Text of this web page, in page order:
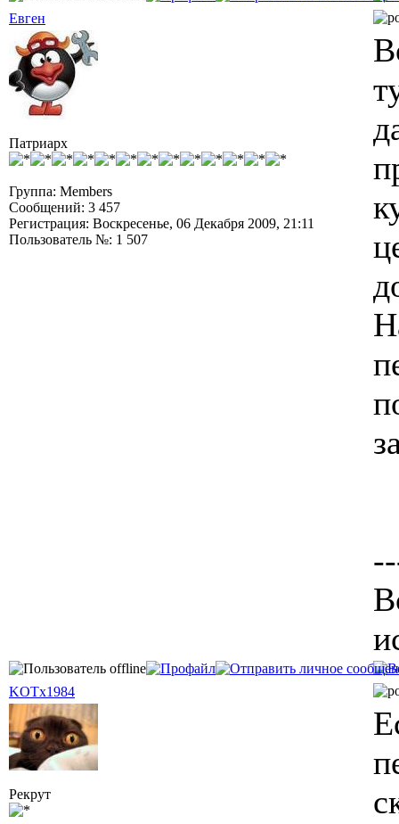
Евген
Патриарх
Группа: Members
Сообщений: 3 457
Регистрация: Воскресенье, 06 Декабря 2009, 21:11
Пользователь №: 1 507
KOTx1984
Рекрут